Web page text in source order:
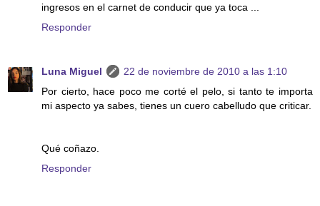
ingresos en el carnet de conducir que ya toca ...
Responder
Luna Miguel
22 de noviembre de 2010 a las 1:10
Por cierto, hace poco me corté el pelo, si tanto te importa
mi aspecto ya sabes, tienes un cuero cabelludo que criticar.
Qué coñazo.
Responder